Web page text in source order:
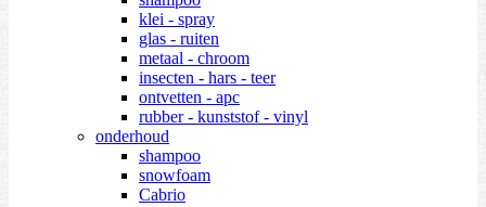
klei - spray
glas - ruiten
metaal - chroom
insecten - hars - teer
ontvetten - apc
rubber - kunststof - vinyl
onderhoud
shampoo
snowfoam
Cabrio